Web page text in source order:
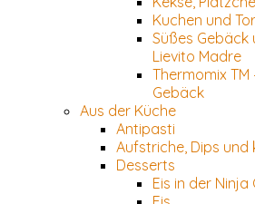
Kuchen und
Süßes Gebäck
Lievito Madre
Thermomix TM
Gebäck
Aus der Küche
Antipasti
Aufstriche, Dips und
Desserts
Eis in der Ninja